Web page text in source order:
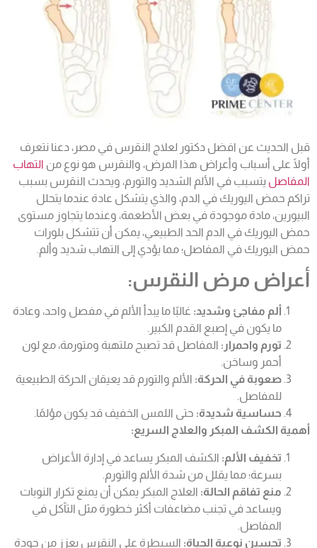
قبل الحديث عن افضل دكتور لعلاج النقرس في مصر، دعنا نتعرف
أولًا على أسباب وأعراض هذا المرض، والنقرس هو نوع من التهاب
المفاصل يتسبب في الألم الشديد والتورم، ويحدث النقرس بسبب
تراكم حمض اليوريك في الدم، والذي يتشكل عادة عندما يتحلل
البيورين، مادة موجودة في بعض الأطعمة، وعندما يتجاوز مستوى
حمض اليوريك في الدم الحد الطبيعي، يمكن أن تتشكل بلورات
حمض اليوريك في المفاصل؛ مما يؤدي إلى التهاب شديد وألم.
أعراض مرض النقرس:
ألم مفاجئ وشديد: غالبًا ما يبدأ الألم في مفصل واحد، وعادة
ما يكون في إصبع القدم الكبير.
تورم واحمرار: المفاصل قد تصبح ملتهبة ومتورمة، مع لون
أحمر وساخن.
صعوبة في الحركة: الألم والتورم قد يعيقان الحركة الطبيعية
للمفاصل.
حساسية شديدة: حتى اللمس الخفيف قد يكون مؤلمًا.
أهمية الكشف المبكر والعلاج السريع:
تخفيف الألم: الكشف المبكر يساعد في إدارة الأعراض
بسرعة؛ مما يقلل من شدة الألم والتورم.
منع تفاقم الحالة: العلاج المبكر يمكن أن يمنع تكرار النوبات
ويساعد في تجنب مضاعفات أكثر خطورة مثل التآكل في
المفاصل.
تحسين نوعية الحياة: السيطرة على النقرس يعزز من جودة